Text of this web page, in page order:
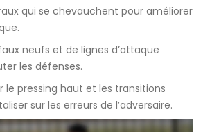
qui se chevauchent pour améliorer
neufs et de lignes d’attaque
les défenses.
le pressing haut et les transitions
sur les erreurs de l’adversaire.